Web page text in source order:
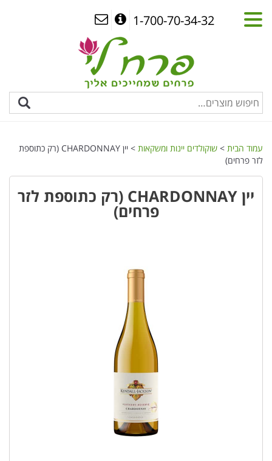
1-700-70-34-32
עמוד הבית > שוקולדים יינות ומשקאות
> יין CHARDONNAY (רק כתוספת
לזר פרחים)
יין CHARDONNAY (רק כתוספת לזר
פרחים)